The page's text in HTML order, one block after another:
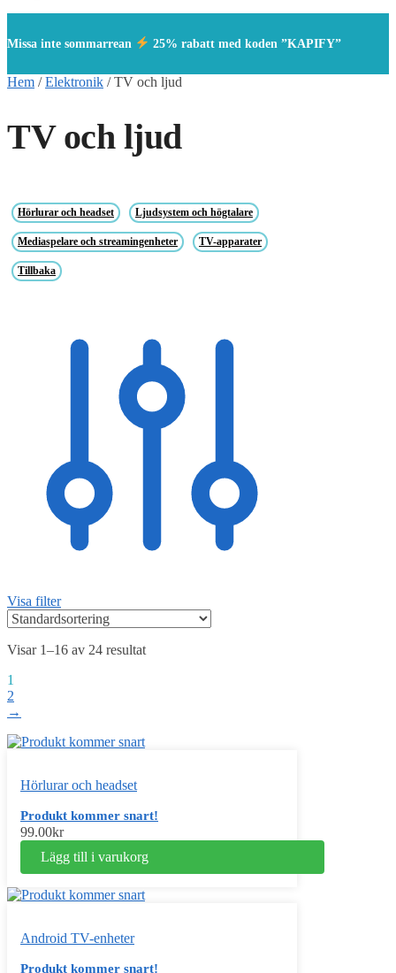
Missa inte sommarrean 25% rabatt med koden ”KAPIFY”
Hem /Elektronik /TV och ljud
TV och ljud
Hörlurar och headset Ljudsystem och högtalare
Mediaspelare och streamingenheter TV-apparater
Tillbaka
Visa filter
Visar 1–16 av 24 resultat
1
2
→
Hörlurar och headset
Produkt kommer snart!
99.00kr
Lägg till i varukorg
Android TV-enheter
Produkt kommer snart!